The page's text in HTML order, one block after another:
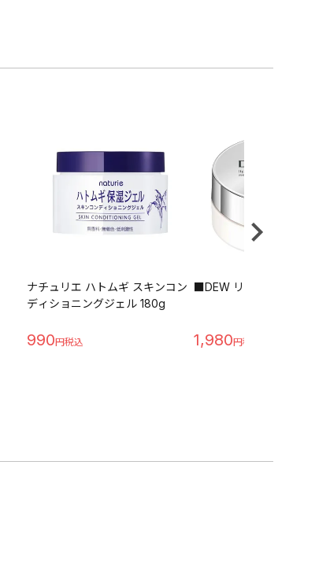
ナチュリエ ハトムギ スキンコン
ディショニングジェル 180g
990
■DEW リップゾーンセラ
1,980